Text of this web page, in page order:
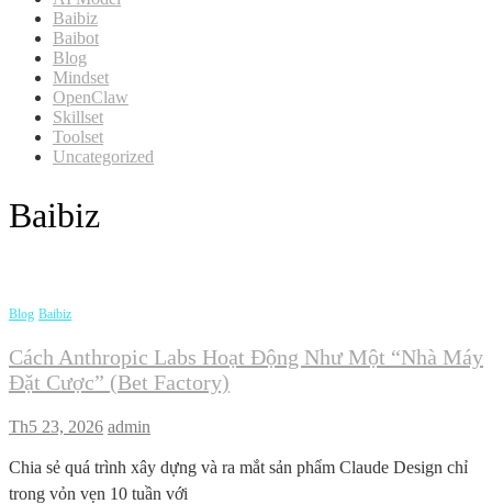
Baibiz
Baibot
Blog
Mindset
OpenClaw
Skillset
Toolset
Uncategorized
Baibiz
Blog Baibiz
Cách Anthropic Labs Hoạt Động Như Một “nhà Máy
Đặt Cược” (bet Factory)
Th5 23, 2026 admin
Chia sẻ quá trình xây dựng và ra mắt sản phẩm Claude Design chỉ
trong vỏn vẹn 10 tuần với